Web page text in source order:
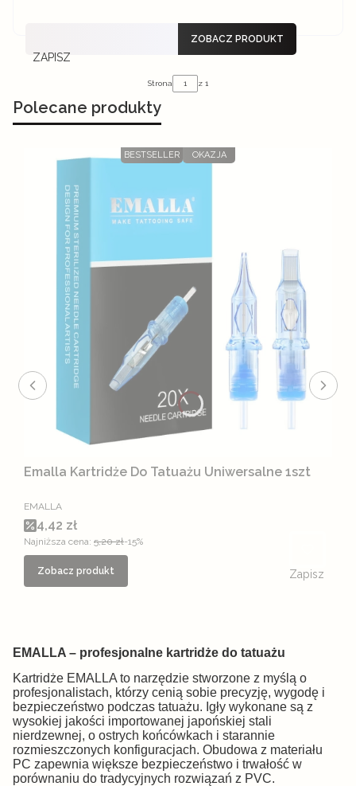
ZAPISZ
ZOBACZ PRODUKT
Strona z 1
Polecane produkty
OKAZJA
BESTSELLER
Emalla Kartridże Do Tatuażu Uniwersalne 1szt
PRODUCENT
EMALLA
Cena promocyjna
4,42 zł
Najniższa cena: 5,20 zł-15%
Zapisz
Zobacz produkt
EMALLA – profesjonalne kartridże do tatuażu
Kartridże EMALLA to narzędzie stworzone z myślą o
profesjonalistach, którzy cenią sobie precyzję, wygodę i
bezpieczeństwo podczas tatuażu. Igły wykonane są z
wysokiej jakości importowanej japońskiej stali
nierdzewnej, o ostrych końcówkach i starannie
rozmieszczonych konfiguracjach. Obudowa z materiału
PC zapewnia większe bezpieczeństwo i trwałość w
porównaniu do tradycyjnych rozwiązań z PVC.